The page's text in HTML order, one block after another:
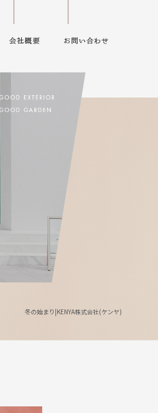
冬の始まり|KENYA株式会社(ケンヤ)